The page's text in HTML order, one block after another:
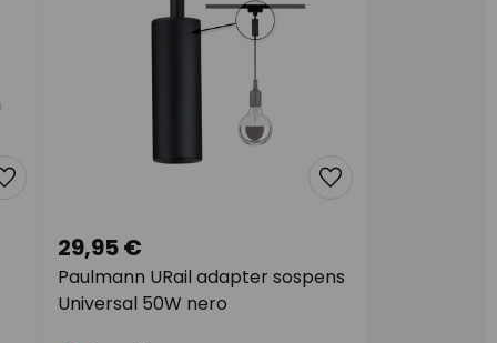
Paulmann URail adapter sospens
Universal 50W nero
29,95 €